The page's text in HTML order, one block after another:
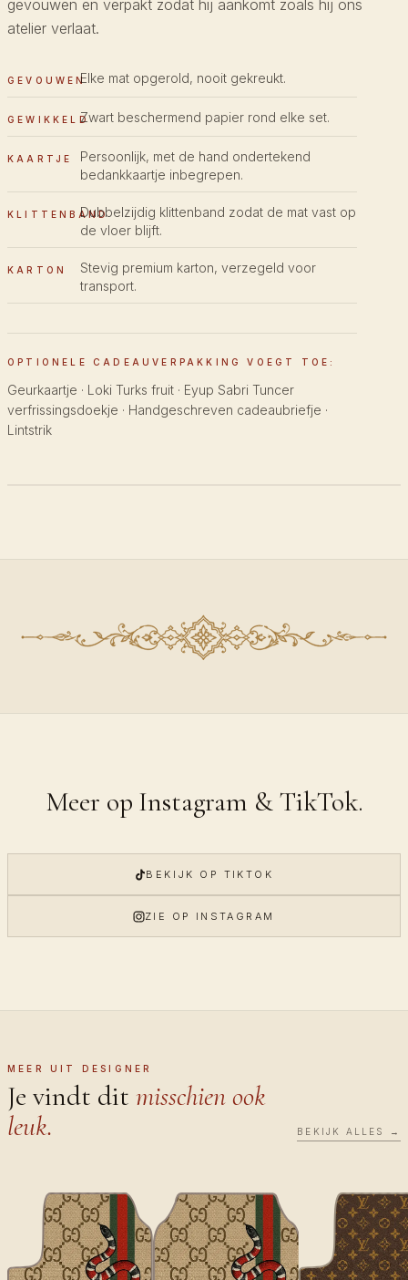
gevouwen en verpakt zodat hij aankomt zoals hij ons
atelier verlaat.
GEVOUWENElke mat opgerold, nooit gekreukt.
GEWIKKELDZwart beschermend papier rond elke set.
KAARTJE
Persoonlijk, met de hand ondertekend
bedankkaartje inbegrepen.
KLITTENBANDDubbelzijdig klittenband zodat de mat vast op
de vloer blijft.
KARTON
Stevig premium karton, verzegeld voor
transport.
OPTIONELE CADEAUVERPAKKING VOEGT TOE:
Geurkaartje · Loki Turks fruit · Eyup Sabri Tuncer
verfrissingsdoekje · Handgeschreven cadeaubriefje ·
Lintstrik
Meer op Instagram & TikTok.
BEKIJK OP TIKTOK
ZIE OP INSTAGRAM
MEER UIT DESIGNER
Je vindt dit misschien ook
leuk.
BEKIJK ALLES →